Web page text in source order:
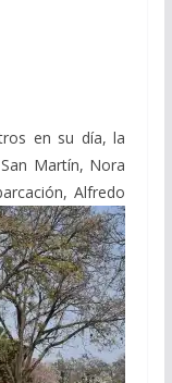
en su día, la
Martín, Nora
Alfredo